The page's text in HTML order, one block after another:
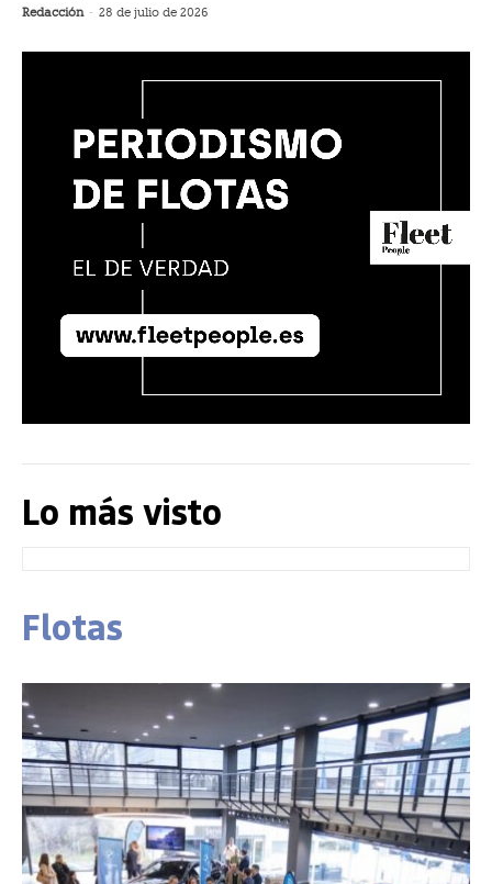
Redacción - 28 de julio de 2026
Lo más visto
Flotas